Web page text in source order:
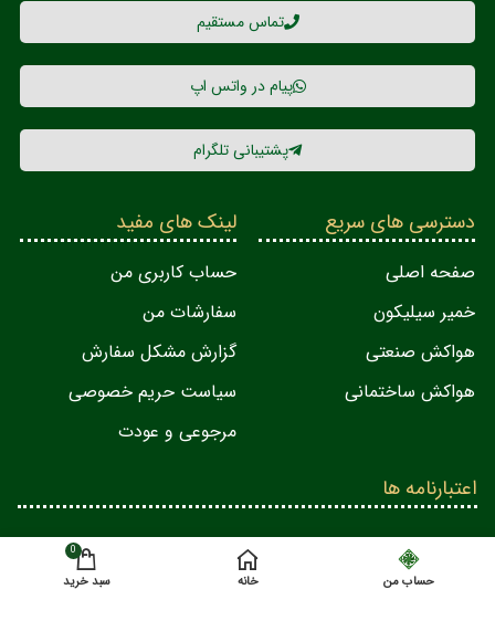
تماس مستقیم
پیام در واتس اپ
پشتیبانی تلگرام
دسترسی های سریع
صفحه اصلی
خمیر سیلیکون
هواکش صنعتی
هواکش ساختمانی
لینک های مفید
حساب کاربری من
سفارشات من
گزارش مشکل سفارش
سیاست حریم خصوصی
مرجوعی و عودت
اعتبارنامه ها
حساب من خانه
0
سبد خرید